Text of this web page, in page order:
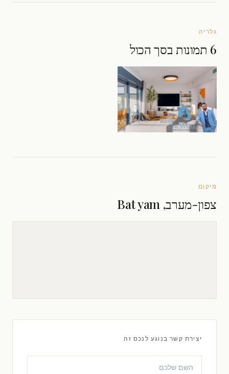
גלריה
6 תמונות בסך הכול
מיקום
צפון-מערב, Bat yam
יצירת קשר בנוגע לנכס זה